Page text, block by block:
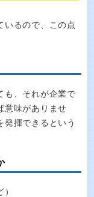
いるので、この点
も、それが企業で
意味がありませ
発揮できるという